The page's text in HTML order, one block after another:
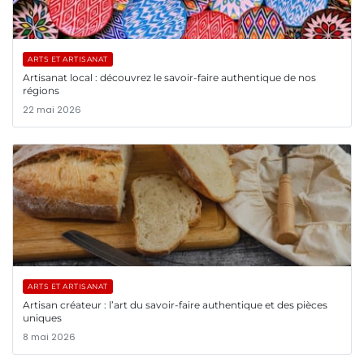
ARTS ET ARTISANAT
Artisanat local : découvrez le savoir-faire authentique de nos
régions
22 mai 2026
ARTS ET ARTISANAT
Artisan créateur : l’art du savoir-faire authentique et des pièces
uniques
8 mai 2026